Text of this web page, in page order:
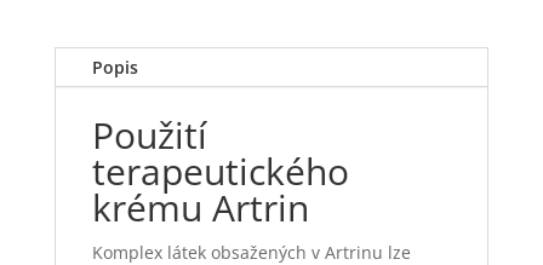
XXL
množství
Popis
Použití
terapeutického
krému Artrin
Komplex látek obsažených v Artrinu lze